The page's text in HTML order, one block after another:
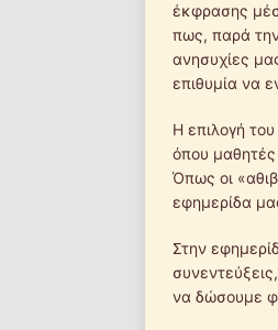
έκφρασης
πως, παρά
ανησυχίες
επιθυμία να
Η επιλογή
όπου μαθητές
Όπως οι
εφημερίδα
Στην
να δώσουμε